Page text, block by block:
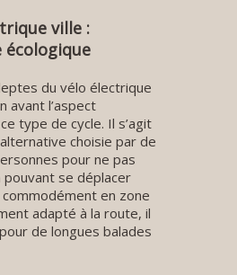
ville :
écologique
du vélo électrique
avant l’aspect
type de cycle. Il s’agit
choisie par de
pour ne pas
se déplacer
en zone
adapté à la route, il
de longues balades